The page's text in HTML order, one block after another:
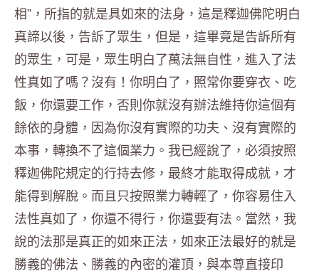
相”，所指的就是具如來的法身，這是釋迦佛陀明白
真諦以後，告訴了眾生，但是，這畢竟是告訴所有
的眾生，可是，眾生明白了萬法無自性，進入了法
性真如了嗎？沒有！你明白了，照常你要穿衣、吃
飯，你還要工作，否則你就沒有辦法維持你這個有
餘依的身體，因為你沒有實際的功夫、沒有實際的
本事，轉換不了這個業力。我已經說了，必須按照
釋迦佛陀規定的行持去修，最終才能取得成就，才
能得到解脫。而且只按照業力轉輕了，你容易住入
法性真如了，你還不得行，你還要有法。當然，我
說的法那是真正的如來正法，如來正法最好的就是
勝義的佛法、勝義的內密的灌頂，與本尊直接印